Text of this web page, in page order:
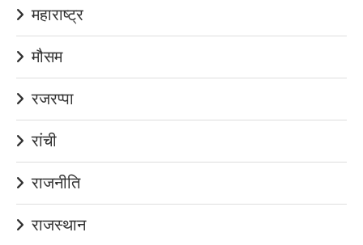
महाराष्ट्र
मौसम
रजरप्पा
रांची
राजनीति
राजस्थान